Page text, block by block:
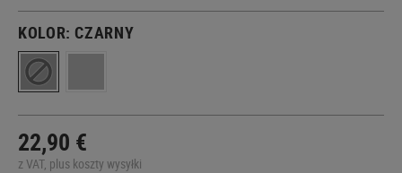
KOLOR: CZARNY
22,90 €
z VAT, plus koszty wysyłki